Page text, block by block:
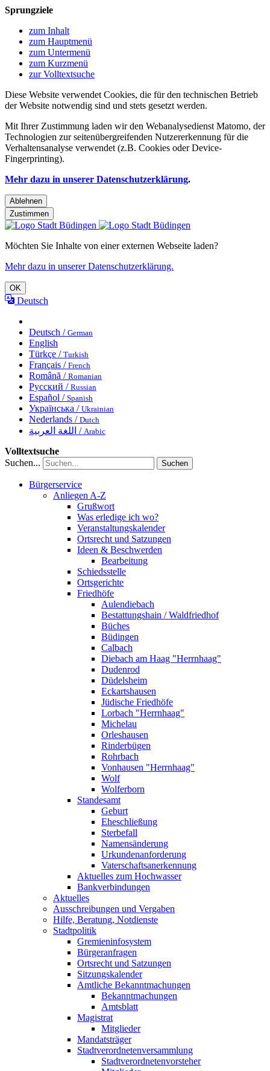
Sprungziele
zum Inhalt
zum Hauptmenü
zum Untermenü
zum Kurzmenü
zur Volltextsuche
Diese Website verwendet Cookies, die für den technischen Betrieb
der Website notwendig sind und stets gesetzt werden.
Mit Ihrer Zustimmung laden wir den Webanalysedienst Matomo, der
Technologien zur seitenübergreifenden Nutzererkennung für die
Verhaltensanalyse verwendet (z.B. Cookies oder Device-
Fingerprinting).
Mehr dazu in unserer Datenschutzerklärung.
Ablehnen
Zustimmen
Möchten Sie Inhalte von einer externen Webseite laden?
Mehr dazu in unserer Datenschutzerklärung.
OK
Deutsch
Deutsch / German
English
Türkçe / Turkish
Français / French
Română / Romanian
Русский / Russian
Español / Spanish
Українська / Ukrainian
Nederlands / Dutch
اللغة العربية / Arabic
Volltextsuche
Suchen...
Suchen
Bürgerservice
Anliegen A-Z
Grußwort
Was erledige ich wo?
Veranstaltungskalender
Ortsrecht und Satzungen
Ideen & Beschwerden
Bearbeitung
Schiedsstelle
Ortsgerichte
Friedhöfe
Aulendiebach
Bestattungshain / Waldfriedhof
Büches
Büdingen
Calbach
Diebach am Haag "Herrnhaag"
Dudenrod
Düdelsheim
Eckartshausen
Jüdische Friedhöfe
Lorbach "Herrnhaag"
Michelau
Orleshausen
Rinderbügen
Rohrbach
Vonhausen "Herrnhaag"
Wolf
Wolferborn
Standesamt
Geburt
Eheschließung
Sterbefall
Namensänderung
Urkundenanforderung
Vaterschaftsanerkennung
Aktuelles zum Hochwasser
Bankverbindungen
Aktuelles
Ausschreibungen und Vergaben
Hilfe, Beratung, Notdienste
Stadtpolitik
Gremieninfosystem
Bürgeranfragen
Ortsrecht und Satzungen
Sitzungskalender
Amtliche Bekanntmachungen
Bekanntmachungen
Amtsblatt
Magistrat
Mitglieder
Mandatsträger
Stadtverordnetenversammlung
Stadtverordnetenvorsteher